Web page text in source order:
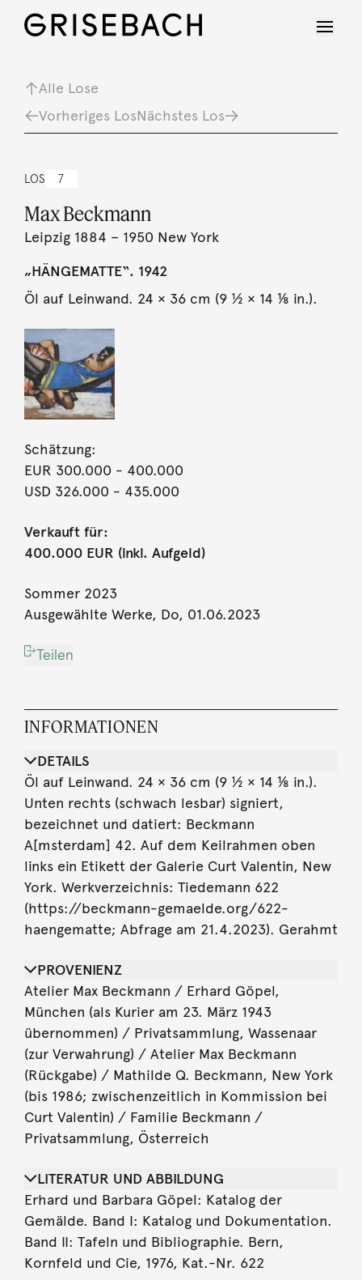
Alle Lose
Vorheriges LosNächstes Los
LOS 7
Max Beckmann
Leipzig 1884 – 1950 New York
„HÄNGEMATTE“. 1942
Öl auf Leinwand. 24 × 36 cm (9 ½ × 14 ⅛ in.).
Schätzung:
EUR 300.000 - 400.000
USD 326.000 - 435.000
Verkauft für:
400.000 EUR (inkl. Aufgeld)
Sommer 2023
Ausgewählte Werke, Do, 01.06.2023
Teilen
INFORMATIONEN
DETAILS
Öl auf Leinwand. 24 × 36 cm (9 ½ × 14 ⅛ in.).
Unten rechts (schwach lesbar) signiert,
bezeichnet und datiert: Beckmann
A[msterdam] 42. Auf dem Keilrahmen oben
links ein Etikett der Galerie Curt Valentin, New
York. Werkverzeichnis: Tiedemann 622
(https://beckmann-gemaelde.org/622-
haengematte; Abfrage am 21.4.2023). Gerahmt
PROVENIENZ
Atelier Max Beckmann / Erhard Göpel,
München (als Kurier am 23. März 1943
übernommen) / Privatsammlung, Wassenaar
(zur Verwahrung) / Atelier Max Beckmann
(Rückgabe) / Mathilde Q. Beckmann, New York
(bis 1986; zwischenzeitlich in Kommission bei
Curt Valentin) / Familie Beckmann /
Privatsammlung, Österreich
LITERATUR UND ABBILDUNG
Erhard und Barbara Göpel: Katalog der
Gemälde. Band I: Katalog und Dokumentation.
Band II: Tafeln und Bibliographie. Bern,
Kornfeld und Cie, 1976, Kat.-Nr. 622